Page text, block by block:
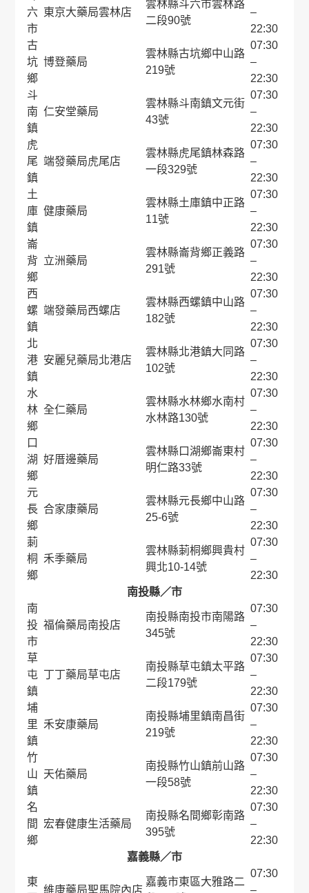
六
市
東京大藥局雲林店
雲林縣斗六市雲林路
二段90號
–
22:30
古
坑
鄉
博登藥局
雲林縣古坑鄉中山路
219號
07:30
–
22:30
斗
南
鎮
仁安堂藥局
雲林縣斗南鎮文元街
43號
07:30
–
22:30
虎
尾
鎮
端發藥局虎尾店
雲林縣虎尾鎮林森路
一段329號
07:30
–
22:30
土
庫
鎮
健康藥局
雲林縣土庫鎮中正路
11號
07:30
–
22:30
崙
背
鄉
立洲藥局
雲林縣崙背鄉正義路
291號
07:30
–
22:30
西
螺
鎮
端發藥局西螺店
雲林縣西螺鎮中山路
182號
07:30
–
22:30
北
港
鎮
安麗兒藥局北港店
雲林縣北港鎮大同路
102號
07:30
–
22:30
水
林
鄉
全仁藥局
雲林縣水林鄉水南村
水林路130號
07:30
–
22:30
口
湖
鄉
好厝邊藥局
雲林縣口湖鄉崙東村
明仁路33號
07:30
–
22:30
元
長
鄉
合家康藥局
雲林縣元長鄉中山路
25-6號
07:30
–
22:30
莿
桐
鄉
禾季藥局
雲林縣莿桐鄉興貴村
興北10-14號
07:30
–
22:30
南投縣／市
南
投
市
福倫藥局南投店
南投縣南投市南陽路
345號
07:30
–
22:30
草
屯
鎮
丁丁藥局草屯店
南投縣草屯鎮太平路
二段179號
07:30
–
22:30
埔
里
鎮
禾安康藥局
南投縣埔里鎮南昌街
219號
07:30
–
22:30
竹
山
鎮
天佑藥局
南投縣竹山鎮前山路
一段58號
07:30
–
22:30
名
間
鄉
宏春健康生活藥局
南投縣名間鄉彰南路
395號
07:30
–
22:30
嘉義縣／市
東
維康藥局聖馬院內店
嘉義市東區大雅路二
07:30
–